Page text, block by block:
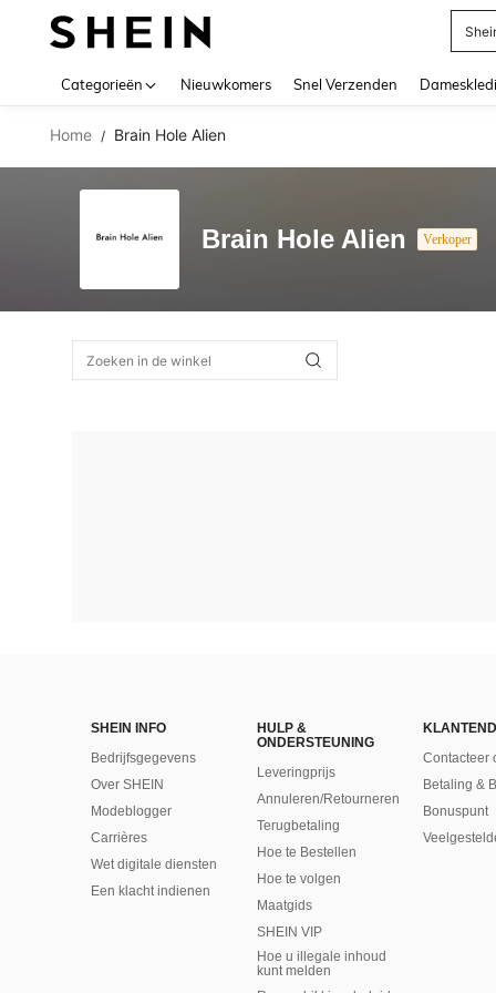
Categorieën Nieuwkomers Snel Verzenden
Home / Brain Hole Alien
Brain Hole Alien Verkoper
SHEIN INFO
Bedrijfsgegevens
Over SHEIN
Modeblogger
Carrières
Wet digitale diensten
Een klacht indienen
HULP &
ONDERSTEUNING
Leveringprijs
Annuleren/Retourneren
Terugbetaling
Hoe te Bestellen
Hoe te volgen
Maatgids
SHEIN VIP
Hoe u illegale inhoud
kunt melden
Contacteer
Betaling &
Bonuspunt